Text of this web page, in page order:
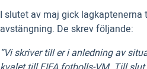
I slutet av maj gick
avstängning. De skrev följande:
”Vi skriver till er i anledning av